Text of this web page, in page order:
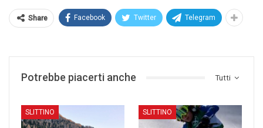
Share Facebook Twitter Telegram
Tutti
Potrebbe piacerti anche
SLITTINO SLITTINO